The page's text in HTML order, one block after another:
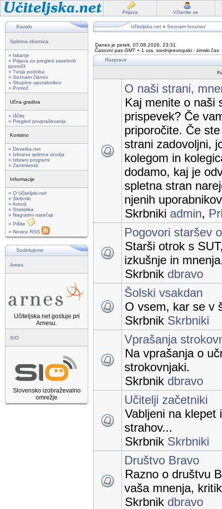
Prijava Včlanite se
Kazalo
Spletna zbornica
» Iskanje
» Prijava za pregled zasebnih
sporočil
» Tvoja podoba
» Seznam članov
» Skupine uporabnikov
» Pomoč
Učna gradiva
» Iščite
» Pregled povpraševanja
Koristno
» Devetka.net
» Izbrana spletna orodja
» Izbrani programi
» Zanimivosti
Informacije
» O Učiteljski.net
» Skrbniki
» Avtorji
» Statistika
» Nagradni natečaji
» Pišite
» Novice RSS
Sodelujemo
Arnes
Učiteljska.net gostuje pri
Arnesu.
SIO
Slovensko izobraževalno
omrežje
Učiteljska.net » Seznam forumov
Danes je petek, 07.08.2026, 23:31
Časovni pas GMT + 1 ura, srednjeevropski - zimski čas
Razprave
O naši strani,
Kaj menite o naši
prispevek? Če
priporočite. Če
strani zadovoljni,
kolegom in
dodamo, kaj je
spletna stran
njenih
Skrbniki admin,
Pogovori staršev
Starši otrok s
izkušnje in
Skrbnik dbravo
Šolski vsakdan
O vsem, kar se v
Skrbnik Skrbniki
Vprašanja
Na vprašanja o
strokovnjaki.
Skrbnik dbravo
Učitelji začetniki
Vabljeni na klepet
strahov...
Skrbnik Skrbniki
Društvo Bravo
Razno o društvu
vaša mnenja,
Skrbnik dbravo